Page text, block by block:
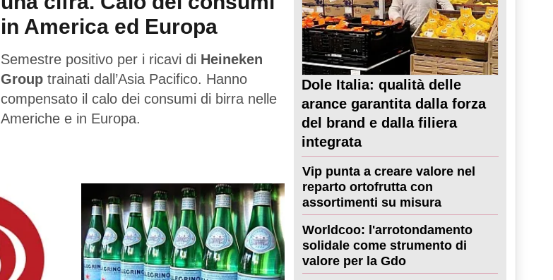
in America ed Europa
Semestre positivo per i ricavi di Heineken
Group trainati dall’Asia Pacifico. Hanno
compensato il calo dei consumi di birra nelle
Americhe e in Europa.
Dole Italia: qualità delle
arance garantita dalla forza
del brand e dalla filiera
integrata
Vip punta a creare valore nel
reparto ortofrutta con
assortimenti su misura
Worldcoo: l'arrotondamento
solidale come strumento di
valore per la Gdo